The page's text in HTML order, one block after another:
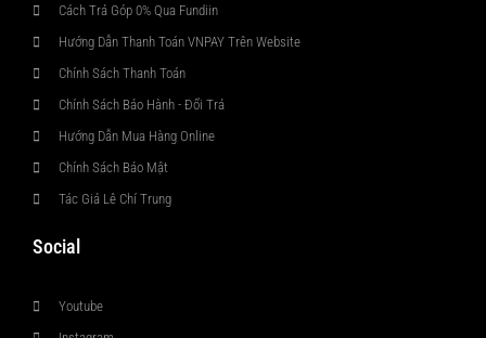
Cách Trả Góp 0% Qua Fundiin
Hướng Dẫn Thanh Toán VNPAY Trên Website
Chính Sách Thanh Toán
Chính Sách Bảo Hành - Đổi Trả
Hướng Dẫn Mua Hàng Online
Chính Sách Bảo Mật
Tác Giả Lê Chí Trung
Social
Youtube